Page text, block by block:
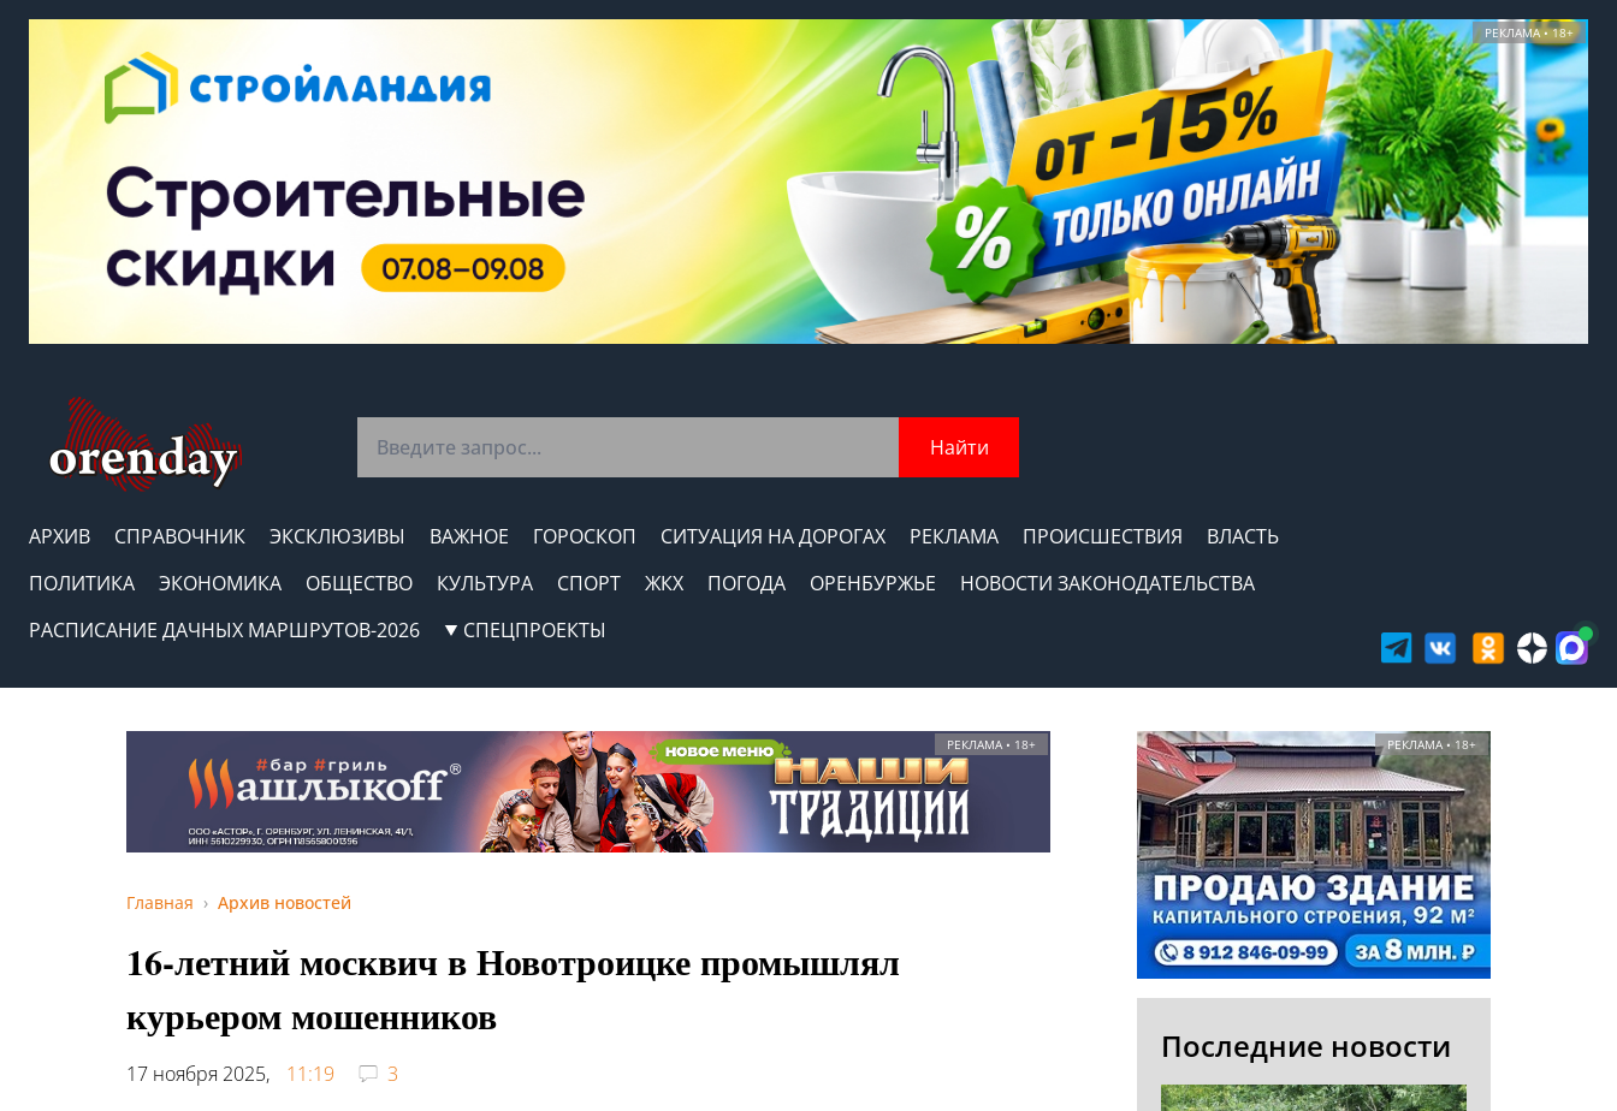
РЕКЛАМА • 18+
Найти
АРХИВ СПРАВОЧНИК ЭКСКЛЮЗИВЫ ВАЖНОЕ ГОРОСКОП СИТУАЦИЯ НА ДОРОГАХ РЕКЛАМА ПРОИСШЕСТВИЯ
ВЛАСТЬ
ПОЛИТИКА
ЭКОНОМИКА ОБЩЕСТВО КУЛЬТУРА СПОРТ ЖКХ ПОГОДА ОРЕНБУРЖЬЕ
НОВОСТИ ЗАКОНОДАТЕЛЬСТВА
РАСПИСАНИЕ ДАЧНЫХ МАРШРУТОВ-2026
СПЕЦПРОЕКТЫ
РЕКЛАМА • 18+
Главная Архив новостей
16-летний москвич в Новотроицке промышлял
курьером мошенников
17 ноября 2025, 11:19
3
РЕКЛАМА • 18+
Последние новости